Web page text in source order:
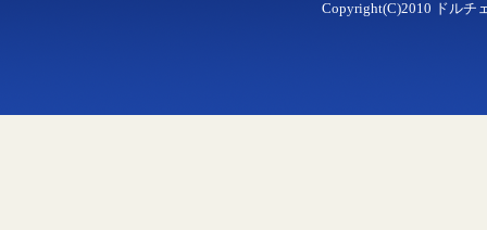
Copyright(C)2010 ドルチ